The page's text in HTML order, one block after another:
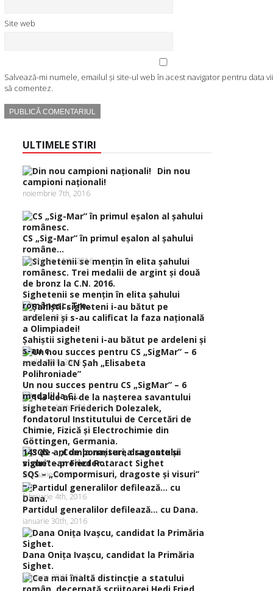
Site web
Salvează-mi numele, emailul și site-ul web în acest navigator pentru data
să comentez.
ULTIMELE STIRI
Din nou
campioni naţionali!
noiembrie 7th, 2016
CS „Sig-Mar” în primul eşalon al şahului
române...
octombrie 11th, 2016
Sighetenii se menţin în elita şahului
românesc. Tre...
mai 5th, 2016
Şahiştii sigheteni i-au bătut pe ardeleni şi
s-au c...
aprilie 10th, 2016
Un nou succes pentru CS „SigMar” – 6
medalii la C...
februarie 16th, 2016
143 de ani de la naşterea savantului
sighetean Frieder...
februarie 4th, 2016
SQS – „Compormisuri, dragoste şi visuri”
–...
februarie 4th, 2016
Partidul generalilor defilează… cu Dana.
ianuarie 30th, 2016
Dana Oniţa Ivaşcu, candidat la Primăria
Sighet.
ianuarie 20th, 2016